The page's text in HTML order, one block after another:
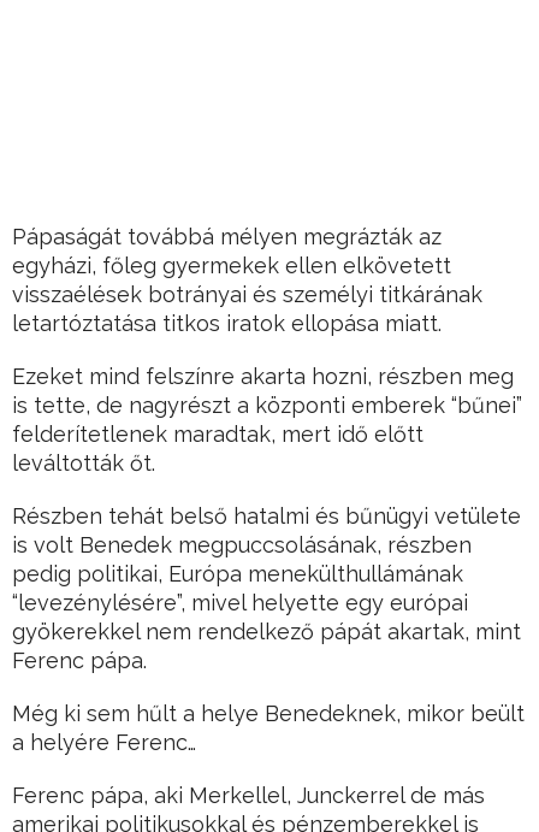
Pápaságát továbbá mélyen megrázták az
egyházi, főleg gyermekek ellen elkövetett
visszaélések botrányai és személyi titkárának
letartóztatása titkos iratok ellopása miatt.
Ezeket mind felszínre akarta hozni, részben meg
is tette, de nagyrészt a központi emberek “bűnei”
felderítetlenek maradtak, mert idő előtt
leváltották őt.
Részben tehát belső hatalmi és bűnügyi vetülete
is volt Benedek megpuccsolásának, részben
pedig politikai, Európa menekülthullámának
“levezénylésére”, mivel helyette egy európai
gyökerekkel nem rendelkező pápát akartak, mint
Ferenc pápa.
Még ki sem hűlt a helye Benedeknek, mikor beült
a helyére Ferenc…
Ferenc pápa, aki Merkellel, Junckerrel de más
amerikai politikusokkal és pénzemberekkel is